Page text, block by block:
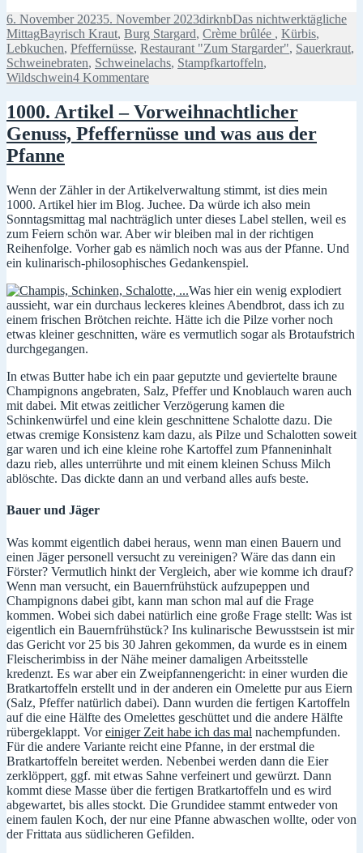
Veröffentlicht
am
6. November 20235. November 2023Autor
dirknbKategorien
Das nichtwerktägliche
MittagSchlagwörter
Bayrisch Kraut, Burg Stargard, Crème brûlée , Kürbis,
Lebkuchen, Pfeffernüsse, Restaurant "Zum Stargarder", Sauerkraut,
Schweinebraten, Schweinelachs, Stampfkartoffeln,
Wildschwein4 Kommentarezu
herbstlich
wild
1000. Artikel – Vorweihnachtlicher
Genuss, Pfeffernüsse und was aus der
Pfanne
Wenn der Zähler in der Artikelverwaltung stimmt, ist dies mein
1000. Artikel hier im Blog. Juchee. Da würde ich also mein
Sonntagsmittag mal nachträglich unter dieses Label stellen, weil es
zum Feiern schön war. Aber wir bleiben mal in der richtigen
Reihenfolge. Vorher gab es nämlich noch was aus der Pfanne. Und
ein kulinarisch-philosophisches Gedankenspiel.
Was hier ein wenig explodiert
aussieht, war ein durchaus leckeres kleines Abendbrot, dass ich zu
einem frischen Brötchen reichte. Hätte ich die Pilze vorher noch
etwas kleiner geschnitten, wäre es vermutlich sogar als Brotaufstrich
durchgegangen.
In etwas Butter habe ich ein paar geputzte und geviertelte braune
Champignons angebraten, Salz, Pfeffer und Knoblauch waren auch
mit dabei. Mit etwas zeitlicher Verzögerung kamen die
Schinkenwürfel und eine klein geschnittene Schalotte dazu. Die
etwas cremige Konsistenz kam dazu, als Pilze und Schalotten soweit
gar waren und ich eine kleine rohe Kartoffel zum Pfanneninhalt
dazu rieb, alles unterrührte und mit einem kleinen Schuss Milch
ablöschte. Das dickte dann an und verband alles aufs beste.
Bauer und Jäger
Was kommt eigentlich dabei heraus, wenn man einen Bauern und
einen Jäger personell versucht zu vereinigen? Wäre das dann ein
Förster? Vermutlich hinkt der Vergleich, aber wie komme ich drauf?
Wenn man versucht, ein Bauernfrühstück aufzupeppen und
Champignons dabei gibt, kann man schon mal auf die Frage
kommen. Wobei sich dabei natürlich eine große Frage stellt: Was ist
eigentlich ein Bauernfrühstück? Ins kulinarische Bewusstsein ist mir
das Gericht vor 25 bis 30 Jahren gekommen, da wurde es in einem
Fleischerimbiss in der Nähe meiner damaligen Arbeitsstelle
kredenzt. Es war aber ein Zweipfannengericht: in einer wurden die
Bratkartoffeln erstellt und in der anderen ein Omelette pur aus Eiern
(Salz, Pfeffer natürlich dabei). Dann wurden die fertigen Kartoffeln
auf die eine Hälfte des Omelettes geschüttet und die andere Hälfte
rübergeklappt. Voreiniger Zeit habe ich das mal nachempfunden.
Für die andere Variante reicht eine Pfanne, in der erstmal die
Bratkartoffeln bereitet werden. Nebenbei werden dann die Eier
zerklöppert, ggf. mit etwas Sahne verfeinert und gewürzt. Dann
kommt diese Masse über die fertigen Bratkartoffeln und es wird
abgewartet, bis alles stockt. Die Grundidee stammt entweder von
einem faulen Koch, der nur eine Pfanne abwaschen wollte, oder von
der Frittata aus südlicheren Gefilden.